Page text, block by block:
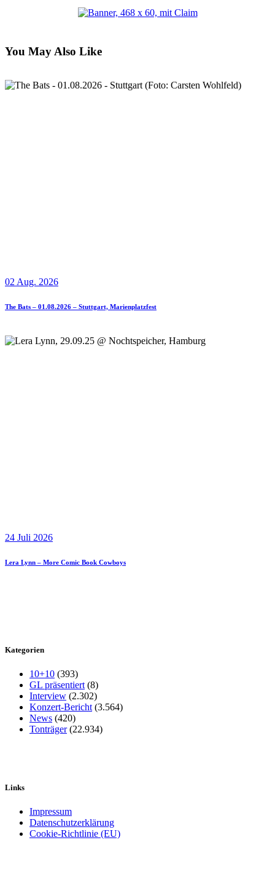
You May Also Like
02 Aug. 2026
The Bats – 01.08.2026 – Stuttgart, Marienplatzfest
24 Juli 2026
Lera Lynn – More Comic Book Cowboys
Kategorien
10+10 (393)
GL präsentiert (8)
Interview (2.302)
Konzert-Bericht (3.564)
News (420)
Tonträger(22.934)
Links
Impressum
Datenschutzerklärung
Cookie-Richtlinie (EU)